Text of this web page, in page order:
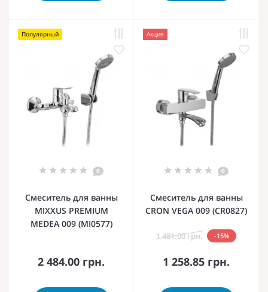
Популярный
0
Смеситель для ванны
MIXXUS PREMIUM
MEDEA 009 (MI0577)
2 484.00 грн.
Акция
0
Смеситель для ванны
CRON VEGA 009 (CR0827)
1 481.00 грн. -15%
1 258.85 грн.